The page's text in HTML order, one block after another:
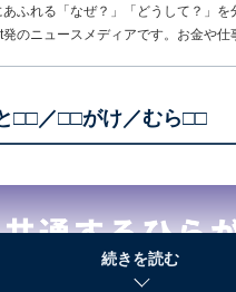
あふれる「なぜ？」「どうして？」を
発のニュースメディアです。お金や仕
□□／□□がけ／むら□□
続きを読む